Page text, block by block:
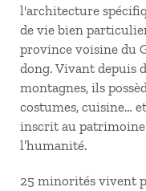
l'architecture
de vie bien
province voisine du
dong. Vivant depuis
montagnes, ils
costumes, cuisine…
inscrit au
l’humanité.
25 minorités vivent